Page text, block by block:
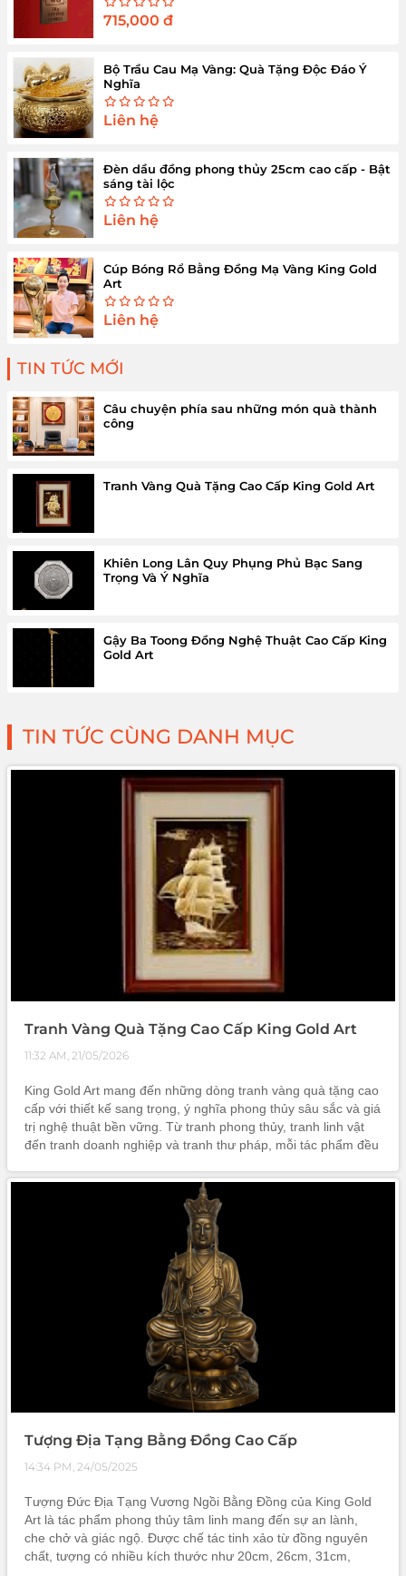
715,000 đ
Bộ Trầu Cau Mạ Vàng: Quà Tặng Độc Đáo Ý
Nghĩa
Liên hệ
Đèn dầu đồng phong thủy 25cm cao cấp - Bật
sáng tài lộc
Liên hệ
Cúp Bóng Rổ Bằng Đồng Mạ Vàng King Gold
Art
Liên hệ
TIN TỨC MỚI
Câu chuyện phía sau những món quà thành
công
Tranh Vàng Quà Tặng Cao Cấp King Gold Art
Khiên Long Lân Quy Phụng Phủ Bạc Sang
Trọng Và Ý Nghĩa
Gậy Ba Toong Đồng Nghệ Thuật Cao Cấp King
Gold Art
TIN TỨC CÙNG DANH MỤC
Tranh Vàng Quà Tặng Cao Cấp King Gold Art
11:32 AM, 21/05/2026
King Gold Art mang đến những dòng tranh vàng quà tặng cao
cấp với thiết kế sang trọng, ý nghĩa phong thủy sâu sắc và giá
trị nghệ thuật bền vững. Từ tranh phong thủy, tranh linh vật
đến tranh doanh nghiệp và tranh thư pháp, mỗi tác phẩm đều
và tạo dấu ấn khác biệt trong mọi không gian.
Tượng Địa Tạng Bằng Đồng Cao Cấp
14:34 PM, 24/05/2025
Tượng Đức Địa Tạng Vương Ngồi Bằng Đồng của King Gold
Art là tác phẩm phong thủy tâm linh mang đến sự an lành,
che chở và giác ngộ. Được chế tác tinh xảo từ đồng nguyên
chất, tượng có nhiều kích thước như 20cm, 26cm, 31cm,